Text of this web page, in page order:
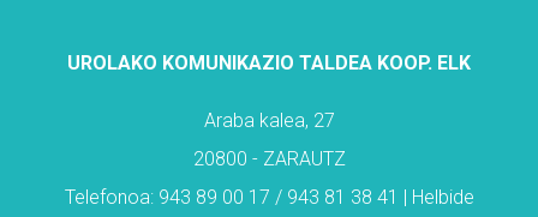
UROLAKO KOMUNIKAZIO TALDEA KOOP. ELK
Araba kalea, 27
20800 - ZARAUTZ
Telefonoa: 943 89 00 17 / 943 81 38 41 | Helbide